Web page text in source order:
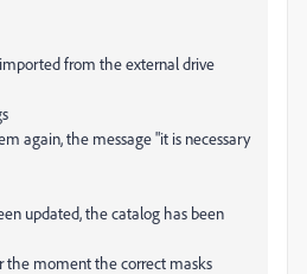
from the external drive
again, the message "it is necessary
updated, the catalog has been
the moment the correct masks